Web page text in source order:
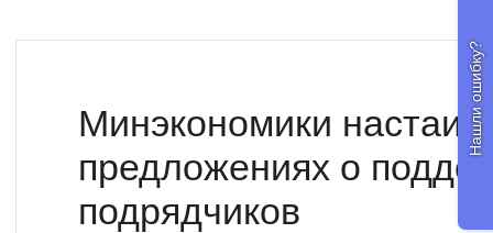
Минэкономики
предложениях о
подрядчиков
Нашли ошибку?